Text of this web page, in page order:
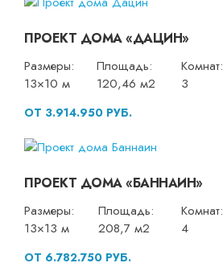
ПРОЕКТ ДОМА «ДАЦИН»
Размеры:
13×10 м
Площадь:
120,46 м2
Комнат:
3
ОТ 3.914.950 РУБ.
ПРОЕКТ ДОМА «БАННАИН»
Размеры:
13×13 м
Площадь:
208,7 м2
Комнат:
4
ОТ 6.782.750 РУБ.